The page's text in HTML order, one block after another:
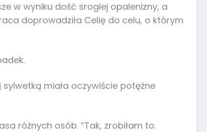
w wyniku dość srogiej opalenizny, a
doprowadziła Celię do celu, o którym
miała oczywiście potężne
różnych osób. “Tak, zrobiłam to.